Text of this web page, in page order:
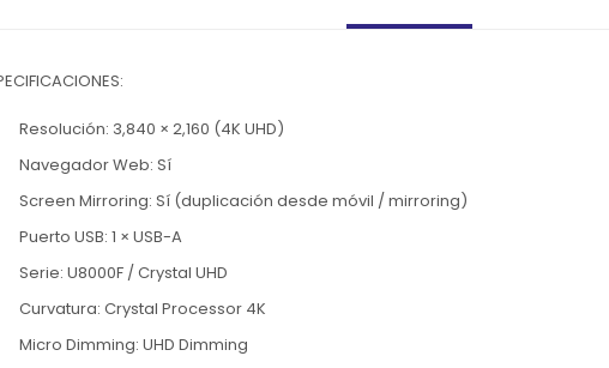
Resolución: 3,840 × 2,160 (4K UHD)
Navegador Web: Sí
Screen Mirroring: Sí (duplicación desde móvil / mirroring)
Puerto USB: 1 × USB-A
Serie: U8000F / Crystal UHD
Curvatura: Crystal Processor 4K
Micro Dimming: UHD Dimming